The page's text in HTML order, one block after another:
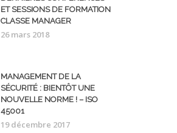
ET SESSIONS DE FORMATION
CLASSE MANAGER
26 mars 2018
MANAGEMENT DE LA
SÉCURITÉ : BIENTÔT UNE
NOUVELLE NORME ! – ISO
45001
19 décembre 2017